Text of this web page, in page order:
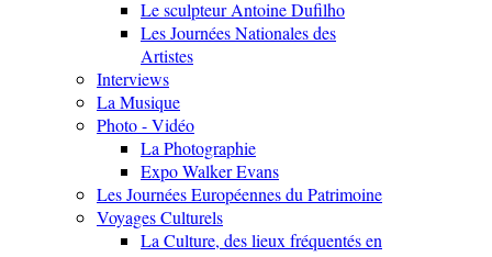
Le sculpteur Antoine Dufilho
Les Journées Nationales des
Artistes
Interviews
La Musique
Photo - Vidéo
La Photographie
Expo Walker Evans
Les Journées Européennes du Patrimoine
Voyages Culturels
La Culture, des lieux fréquentés en